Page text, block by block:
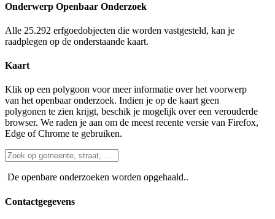
Onderwerp Openbaar Onderzoek
Alle 25.292 erfgoedobjecten die worden vastgesteld, kan je
raadplegen op de onderstaande kaart.
Kaart
Klik op een polygoon voor meer informatie over het voorwerp
van het openbaar onderzoek. Indien je op de kaart geen
polygonen te zien krijgt, beschik je mogelijk over een verouderde
browser. We raden je aan om de meest recente versie van Firefox,
Edge of Chrome te gebruiken.
De openbare onderzoeken worden opgehaald..
Contactgegevens